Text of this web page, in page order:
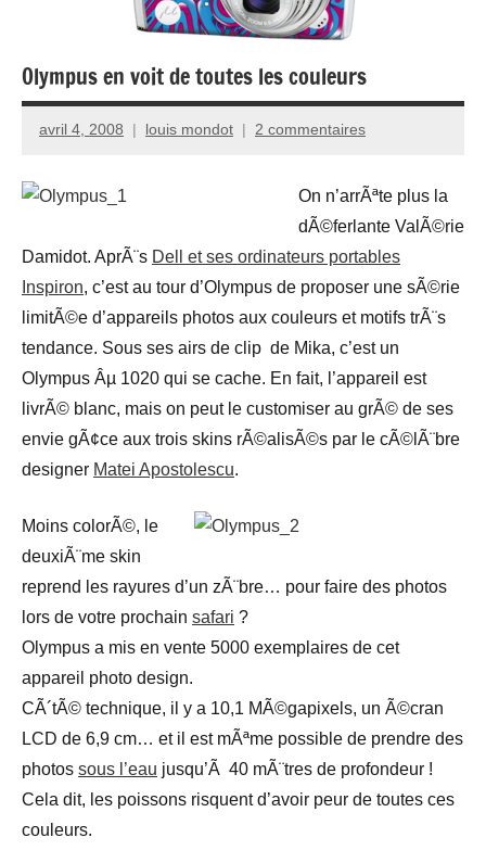
Olympus en voit de toutes les couleurs
avril 4, 2008 louis mondot 2 commentaires
On n’arrÃªte plus la
dÃ©ferlante ValÃ©rie
Damidot. AprÃ¨s Dell et ses ordinateurs portables
Inspiron, c’est au tour d’Olympus de proposer une sÃ©rie
limitÃ©e d’appareils photos aux couleurs et motifs trÃ¨s
tendance. Sous ses airs de clip de Mika, c’est un
Olympus Âµ 1020 qui se cache. En fait, l’appareil est
livrÃ© blanc, mais on peut le customiser au grÃ© de ses
envie gÃ¢ce aux trois skins rÃ©alisÃ©s par le cÃ©lÃ¨bre
designer Matei Apostolescu.
Moins colorÃ©, le
deuxiÃ¨me skin
reprend les rayures d’un zÃ¨bre… pour faire des photos
lors de votre prochain safari ?
Olympus a mis en vente 5000 exemplaires de cet
appareil photo design.
CÃ´tÃ© technique, il y a 10,1 MÃ©gapixels, un Ã©cran
LCD de 6,9 cm… et il est mÃªme possible de prendre des
photos sous l’eau jusqu’Ã 40 mÃ¨tres de profondeur !
Cela dit, les poissons risquent d’avoir peur de toutes ces
couleurs.